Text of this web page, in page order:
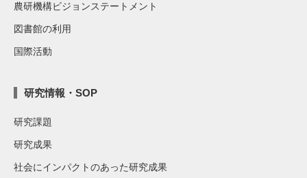
農研機構ビジョンステートメント
図書館の利用
国際活動
研究情報・SOP
研究課題
研究成果
社会にインパクトのあった研究成果